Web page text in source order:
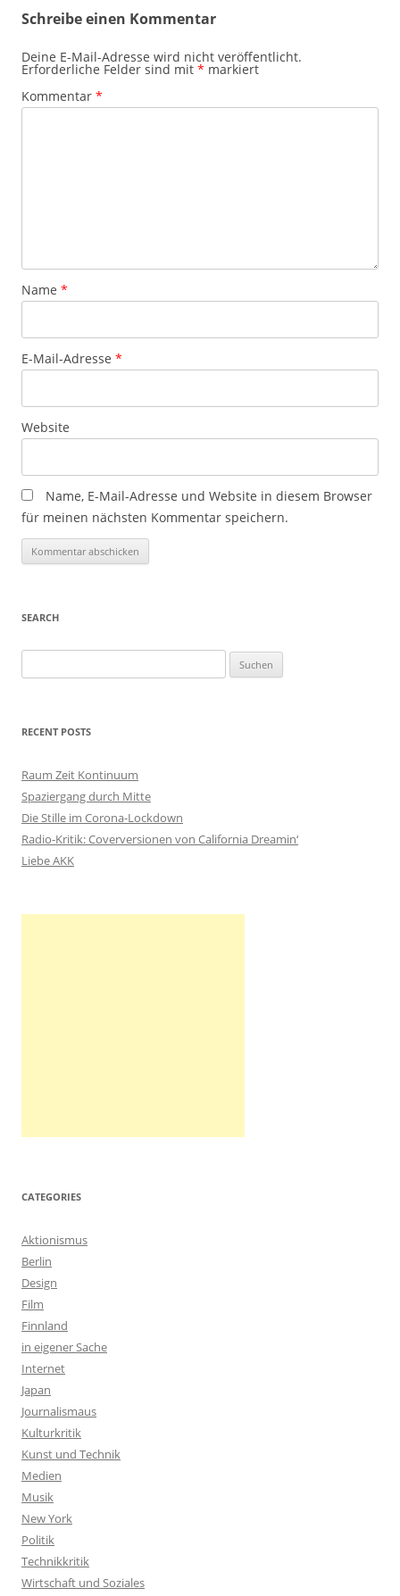
Schreibe einen Kommentar
Deine E-Mail-Adresse wird nicht veröffentlicht.
Erforderliche Felder sind mit * markiert
Kommentar *
Name *
E-Mail-Adresse *
Website
Name, E-Mail-Adresse und Website in diesem Browser
für meinen nächsten Kommentar speichern.
SEARCH
u
h
n
n
a
c
h
RECENT POSTS
Raum Zeit Kontinuum
Spaziergang durch Mitte
Die Stille im Corona-Lockdown
Radio-Kritik: Coverversionen von California Dreamin‘
Liebe AKK
CATEGORIES
Aktionismus
Berlin
Design
Film
Finnland
in eigener Sache
Internet
Japan
Journalismaus
Kulturkritik
Kunst und Technik
Medien
Musik
New York
Politik
Technikkritik
Wirtschaft und Soziales